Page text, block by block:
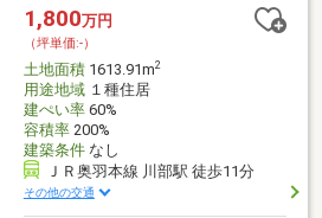
1,800万円
（坪単価:-）
土地面積1613.91m2
用途地域１種住居
建ぺい率60%
容積率200%
建築条件なし
ＪＲ奥羽本線 川部駅 徒歩11分
その他の交通